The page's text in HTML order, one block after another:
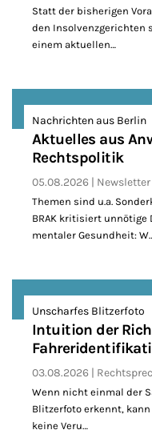
Statt der bisherigen
den Insolvenzgerichten
einem aktuellen…
Nachrichten aus Berlin
Aktuelles aus
Rechtspolitik
05.08.2026 Newsletter
Themen sind u.a.
BRAK kritisiert unnötige
mentaler Gesundheit:
Unscharfes Blitzerfoto
Intuition der
03.08.2026
Wenn nicht einmal der
Blitzerfoto erkennt,
keine Veru…